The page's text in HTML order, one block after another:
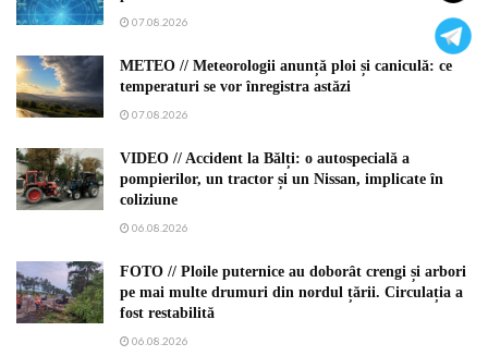
07.08.2026
METEO // Meteorologii anunță ploi și caniculă: ce
temperaturi se vor înregistra astăzi
07.08.2026
VIDEO // Accident la Bălți: o autospecială a
pompierilor, un tractor și un Nissan, implicate în
coliziune
06.08.2026
FOTO // Ploile puternice au doborât crengi și arbori
pe mai multe drumuri din nordul țării. Circulația a
fost restabilită
06.08.2026